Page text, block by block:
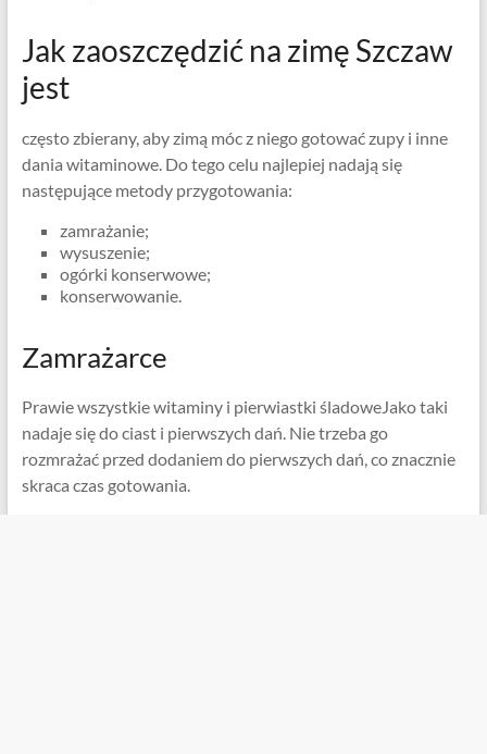
Jak zaoszczędzić na zimę Szczaw
jest
często zbierany, aby zimą móc z niego gotować zupy i inne
dania witaminowe. Do tego celu najlepiej nadają się
następujące metody przygotowania:
zamrażanie;
wysuszenie;
ogórki konserwowe;
konserwowanie.
Zamrażarce
Prawie wszystkie witaminy i pierwiastki śladoweJako taki
nadaje się do ciast i pierwszych dań. Nie trzeba go
rozmrażać przed dodaniem do pierwszych dań, co znacznie
skraca czas gotowania.